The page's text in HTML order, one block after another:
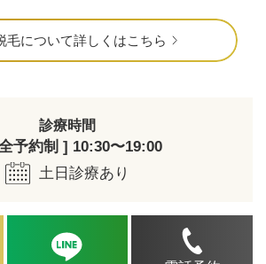
毛について詳しくはこちら
診療時間
予約制 ] 10:30〜19:00
土日診療あり